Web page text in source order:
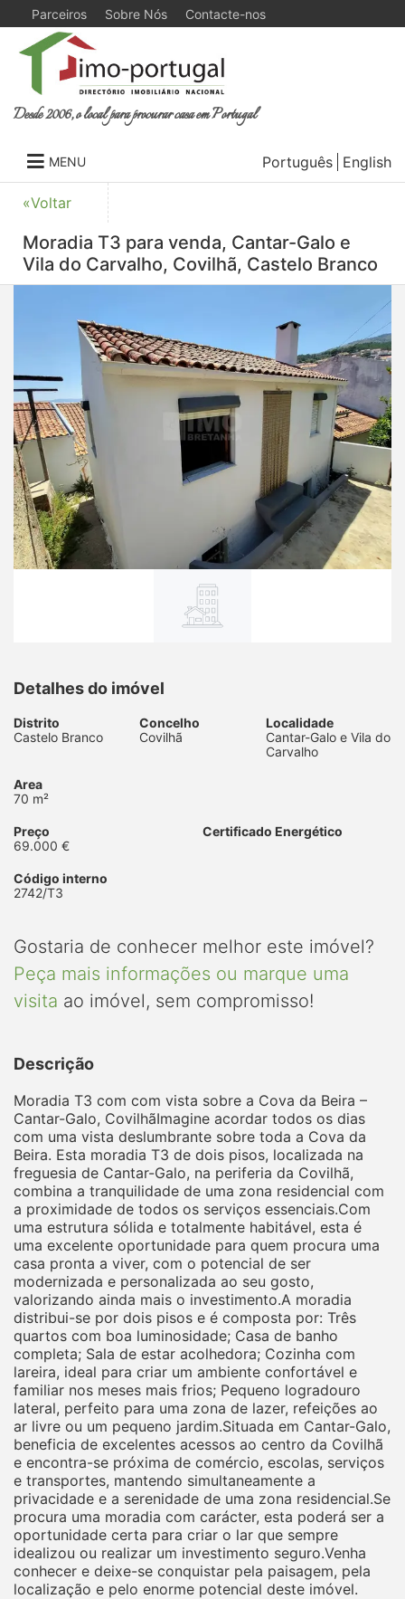
Parceiros Sobre Nós Contacte-nos
Desde 2006, o local para procurar casa em Portugal
MENU Português English
«Voltar
Moradia T3 para venda, Cantar-Galo e
Vila do Carvalho, Covilhã, Castelo Branco
Detalhes do imóvel
Distrito
Castelo Branco
Concelho
Covilhã
Localidade
Cantar-Galo e Vila do
Carvalho
Area
70 m²
Preço
69.000 €
Certificado Energético
Código interno
2742/T3
Gostaria de conhecer melhor este imóvel?
Peça mais informações ou marque uma
visita ao imóvel, sem compromisso!
Descrição
Moradia T3 com com vista sobre a Cova da Beira –
Cantar-Galo, CovilhãImagine acordar todos os dias
com uma vista deslumbrante sobre toda a Cova da
Beira. Esta moradia T3 de dois pisos, localizada na
freguesia de Cantar-Galo, na periferia da Covilhã,
combina a tranquilidade de uma zona residencial com
a proximidade de todos os serviços essenciais.Com
uma estrutura sólida e totalmente habitável, esta é
uma excelente oportunidade para quem procura uma
casa pronta a viver, com o potencial de ser
modernizada e personalizada ao seu gosto,
valorizando ainda mais o investimento.A moradia
distribui-se por dois pisos e é composta por: Três
quartos com boa luminosidade; Casa de banho
completa; Sala de estar acolhedora; Cozinha com
lareira, ideal para criar um ambiente confortável e
familiar nos meses mais frios; Pequeno logradouro
lateral, perfeito para uma zona de lazer, refeições ao
ar livre ou um pequeno jardim.Situada em Cantar-Galo,
beneficia de excelentes acessos ao centro da Covilhã
e encontra-se próxima de comércio, escolas, serviços
e transportes, mantendo simultaneamente a
privacidade e a serenidade de uma zona residencial.Se
procura uma moradia com carácter, esta poderá ser a
oportunidade certa para criar o lar que sempre
idealizou ou realizar um investimento seguro.Venha
conhecer e deixe-se conquistar pela paisagem, pela
localização e pelo enorme potencial deste imóvel.